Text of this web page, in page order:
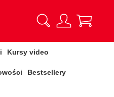
Kursy video
Bestsellery